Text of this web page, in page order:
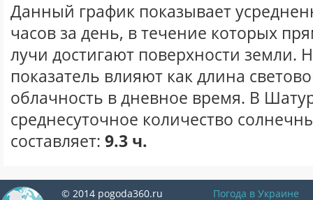
Данный график показывает
часов за день, в течение которых
лучи достигают поверхности земли.
показатель влияют как длина
облачность в дневное время. В
среднесуточное количество
составляет: 9.3 ч.
© 2014 pogoda360.ru
Погода в Украине